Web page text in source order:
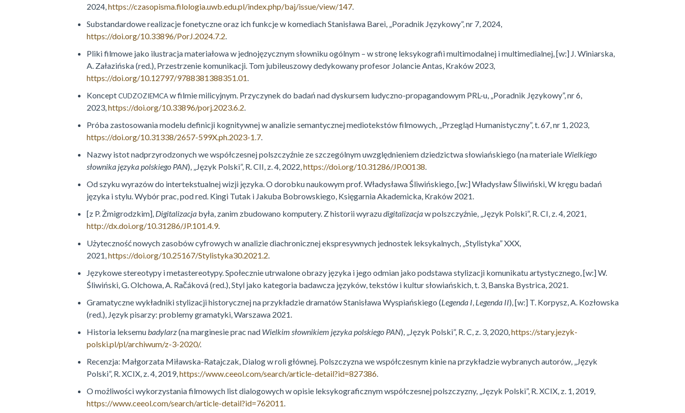
2024,https://czasopisma.filologia.uwb.edu.pl/index.php/baj/issue/view/147.
Substandardowe realizacje fonetyczne oraz ich funkcje w komediach Stanisława Barei, „Poradnik Językowy”, nr 7, 2024,
https://doi.org/10.33896/PorJ.2024.7.2.
Pliki filmowe jako ilustracja materiałowa w jednojęzycznym słowniku ogólnym – w stronę leksykografii multimodalnej i multimedialnej, [w:] J. Winiarska,
A. Załazińska (red.), Przestrzenie komunikacji. Tom jubileuszowy dedykowany profesor Jolancie Antas, Kraków 2023,
https://doi.org/10.12797/9788381388351.01.
KonceptCUDZOZIEMCAw filmie milicyjnym. Przyczynek do badań nad dyskursem ludyczno-propagandowym PRL-u, „Poradnik Językowy”, nr 6,
2023,https://doi.org/10.33896/porj.2023.6.2.
Próba zastosowania modelu definicji kognitywnej w analizie semantycznej mediotekstów filmowych, „Przegląd Humanistyczny”, t. 67, nr 1, 2023,
https://doi.org/10.31338/2657-599X.ph.2023-1.7.
Nazwy istot nadprzyrodzonych we współczesnej polszczyźnie ze szczególnym uwzględnieniem dziedzictwa słowiańskiego (na materiale Wielkiego
słownika języka polskiego PAN), „Język Polski”, R. CII, z. 4, 2022,https://doi.org/10.31286/JP.00138.
Od szyku wyrazów do intertekstualnej wizji języka. O dorobku naukowym prof. Władysława Śliwińskiego, [w:] Władysław Śliwiński, W kręgu badań
języka i stylu. Wybór prac, pod red. Kingi Tutak i Jakuba Bobrowskiego, Księgarnia Akademicka, Kraków 2021.
[z P. Żmigrodzkim], Digitalizacja była, zanim zbudowano komputery. Z historii wyrazudigitalizacjaw polszczyźnie, „Język Polski”, R. CI, z. 4, 2021,
http://dx.doi.org/10.31286/JP.101.4.9.
Użyteczność nowych zasobów cyfrowychw analizie diachronicznejekspresywnych jednostek leksykalnych, „Stylistyka” XXX,
2021,https://doi.org/10.25167/Stylistyka30.2021.2.
Językowe stereotypy i metastereotypy. Społecznie utrwalone obrazy języka i jego odmian jako podstawa stylizacji komunikatu artystycznego, [w:] W.
Śliwiński, G. Olchowa, A. Račáková (red.), Styl jako kategoria badawcza języków, tekstów i kultur słowiańskich, t. 3, Banska Bystrica, 2021.
Gramatyczne wykładniki stylizacji historycznej na przykładzie dramatów Stanisława Wyspiańskiego (Legenda I, Legenda II), [w:] T. Korpysz, A. Kozłowska
(red.), Język pisarzy: problemy gramatyki, Warszawa 2021.
Historia leksemubadylarz(na marginesie prac nad Wielkim słownikiem języka polskiego PAN), „Język Polski”, R. C, z. 3, 2020,https://stary.jezyk-
polski.pl/pl/archiwum/z-3-2020/.
Recenzja: Małgorzata Miławska-Ratajczak, Dialog w roli głównej. Polszczyzna we współczesnym kinie na przykładzie wybranych autorów, „Język
Polski”, R. XCIX, z. 4, 2019,https://www.ceeol.com/search/article-detail?id=827386.
O możliwości wykorzystania filmowych list dialogowych w opisie leksykograficznym współczesnej polszczyzny, „Język Polski”, R. XCIX, z. 1, 2019,
https://www.ceeol.com/search/article-detail?id=762011.